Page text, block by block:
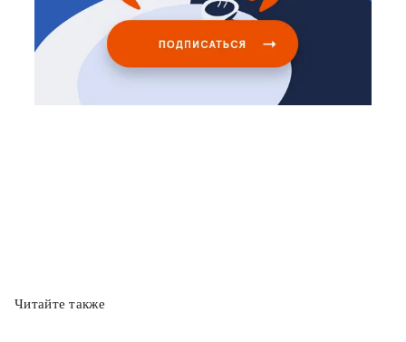
Читайте также